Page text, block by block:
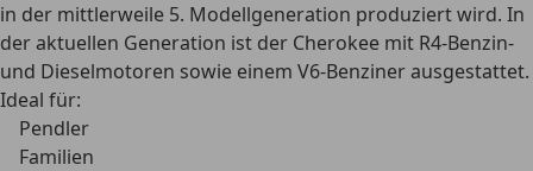
in der mittlerweile 5. Modellgeneration produziert wird. In
der aktuellen Generation ist der Cherokee mit R4-Benzin-
und Dieselmotoren sowie einem V6-Benziner ausgestattet.
Ideal für:
Pendler
Familien